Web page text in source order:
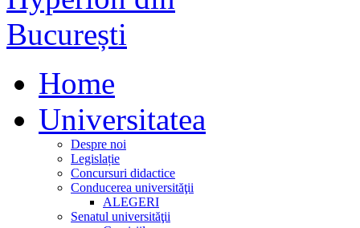
Home
Universitatea
Despre noi
Legislație
Concursuri didactice
Conducerea universităţii
ALEGERI
Senatul universităţii